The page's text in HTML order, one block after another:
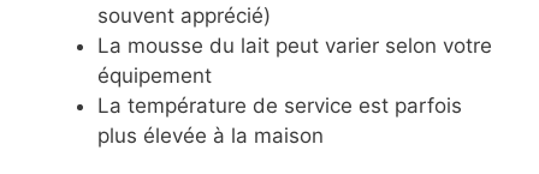
souvent apprécié)
La mousse du lait peut varier selon votre
équipement
La température de service est parfois
plus élevée à la maison